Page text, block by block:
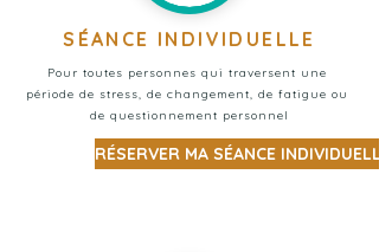
SÉANCE INDIVIDUELLE
Pour toutes personnes qui traversent une
période de stress, de changement, de fatigue ou
de questionnement personnel
RÉSERVER MA SÉANCE INDIVIDUELLE